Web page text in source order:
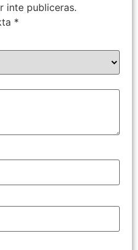
inte publiceras.
*